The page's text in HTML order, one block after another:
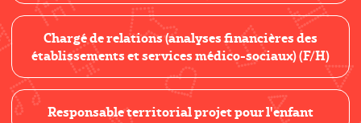
Chargé de relations (analyses financières des
établissements et services médico-sociaux) (F/H)
Responsable territorial projet pour l'enfant